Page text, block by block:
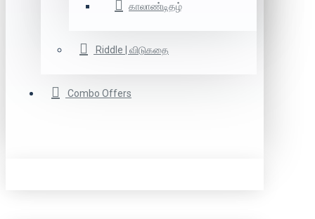
காலாண்டிதழ்
Riddle | விடுகதை
Combo Offers